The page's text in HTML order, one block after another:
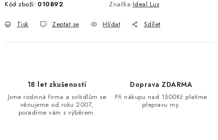
Kód zboží: 010892 Značka:Ideal Lux
Tisk Zeptat se Hlídat Sdílet
18 let zkušeností
Jsme rodinná firma a svítidlům se
věnujeme od roku 2007,
poradíme vám s výběrem.
Doprava ZDARMA
Při nákupu nad 1500Kč platíme
přepravu my.